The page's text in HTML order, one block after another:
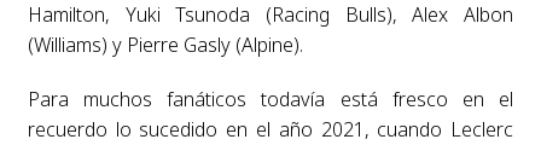
Hamilton, Yuki Tsunoda (Racing Bulls), Alex Albon
(Williams) y Pierre Gasly (Alpine).
Para muchos fanáticos todavía está fresco en el
recuerdo lo sucedido en el año 2021, cuando Leclerc